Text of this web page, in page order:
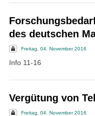
des deutschen
Freitag, 04. November 2016
Info 11-16
Vergütung von
Freitag, 04. November 2016